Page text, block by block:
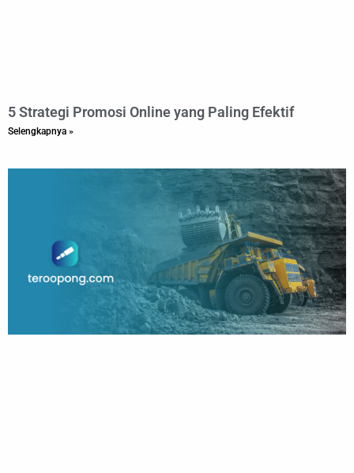
5 Strategi Promosi Online yang Paling Efektif
Selengkapnya »